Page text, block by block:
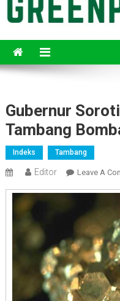
Gubernur
Tambang
Indeks Tambang
Editor Leave A